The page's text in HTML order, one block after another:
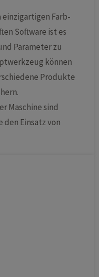
Farb-
Software ist es
Parameter zu
können
Produkte
Maschine sind
Einsatz von